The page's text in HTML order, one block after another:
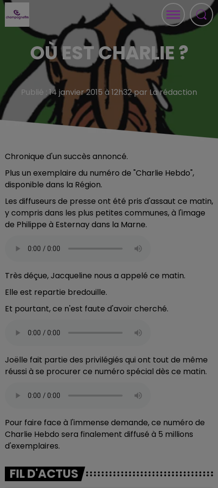
OÙ EST CHARLIE ?
Publié : 14 janvier 2015 à 12h32 par La rédaction
Chronique d'un succès annoncé.
Plus un exemplaire du numéro de "Charlie Hebdo",
disponible dans la Région.
Les diffuseurs de presse ont été pris d'assaut ce matin,
y compris dans les plus petites communes, à l'image
de Philippe à Esternay dans la Marne.
Très déçue, Jacqueline nous a appelé ce matin.
Elle est repartie bredouille.
Et pourtant, ce n'est faute d'avoir cherché.
Joëlle fait partie des privilégiés qui ont tout de même
réussi à se procurer ce numéro spécial dès ce matin.
Pour faire face à l'immense demande, ce numéro de
Charlie Hebdo sera finalement diffusé à 5 millions
d'exemplaires.
FIL D'ACTUS